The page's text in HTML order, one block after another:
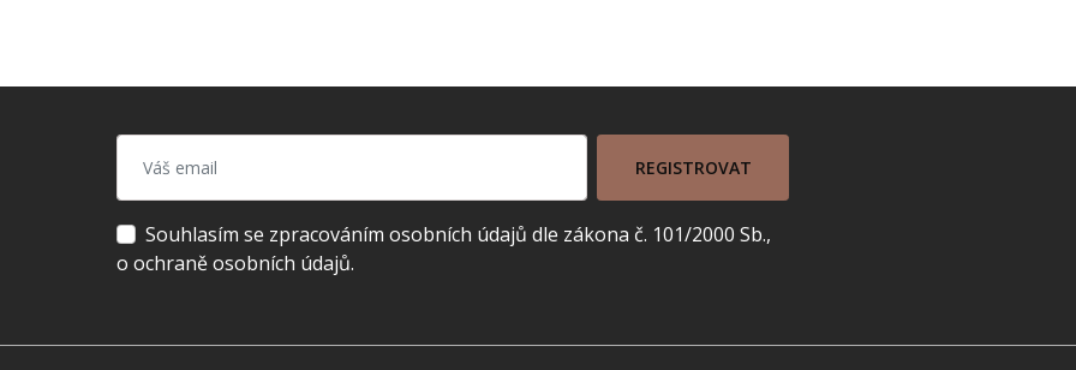
REGISTROVAT
Souhlasím se zpracováním osobních údajů dle zákona č. 101/2000 Sb.,
o ochraně osobních údajů.